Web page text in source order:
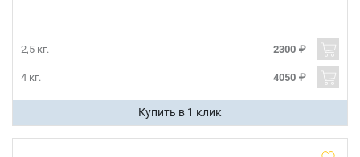
2,5 кг. 2300 ₽
4 кг. 4050 ₽
Купить в 1 клик